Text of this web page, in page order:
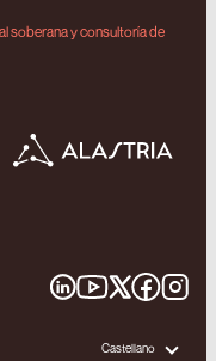
soberana y consultoría de
Castellano